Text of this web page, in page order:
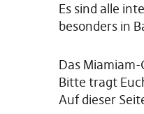
Es sind alle
besonders in
Das
Bitte tragt
Auf dieser